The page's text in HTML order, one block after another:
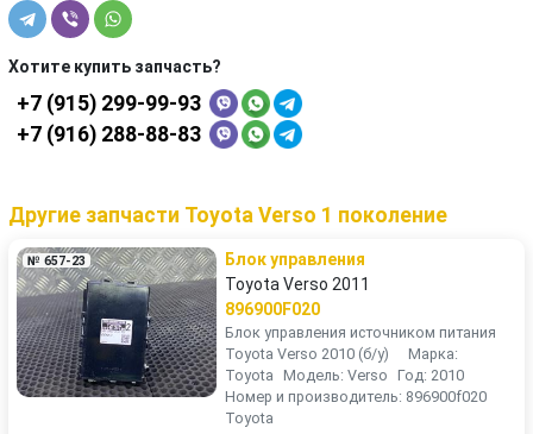
Хотите купить запчасть?
+7 (915) 299-99-93
+7 (916) 288-88-83
Другие запчасти Toyota Verso 1 поколение
№ 657-23
Блок управления
Toyota Verso 2011
896900F020
Блок управления источником питания
Toyota Verso 2010 (б/у) Марка:
Toyota Модель: Verso Год: 2010
Номер и производитель: 896900f020
Toyota